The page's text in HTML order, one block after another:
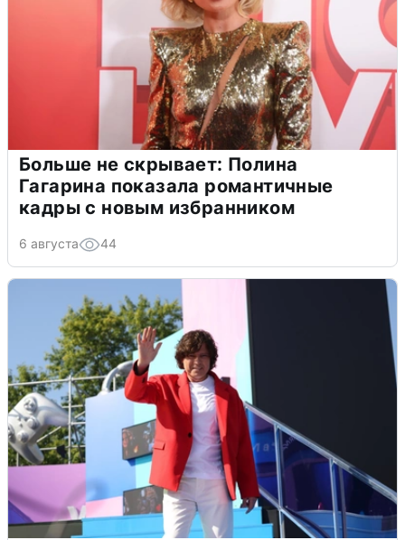
Больше не скрывает: Полина
Гагарина показала романтичные
кадры с новым избранником
6 августа 44